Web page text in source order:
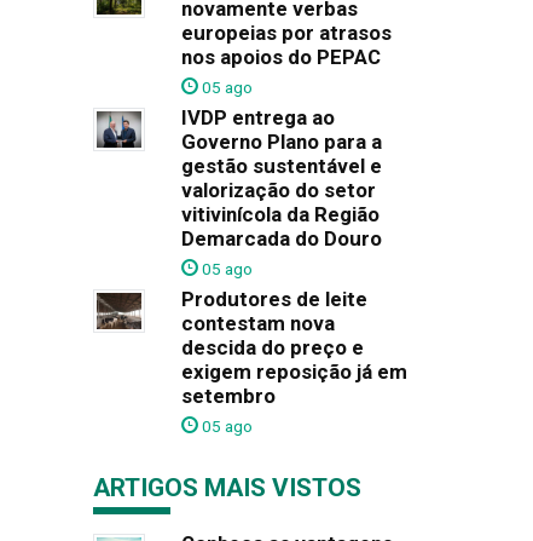
novamente verbas
europeias por atrasos
nos apoios do PEPAC
05 ago
IVDP entrega ao
Governo Plano para a
gestão sustentável e
valorização do setor
vitivinícola da Região
Demarcada do Douro
05 ago
Produtores de leite
contestam nova
descida do preço e
exigem reposição já em
setembro
05 ago
ARTIGOS MAIS VISTOS